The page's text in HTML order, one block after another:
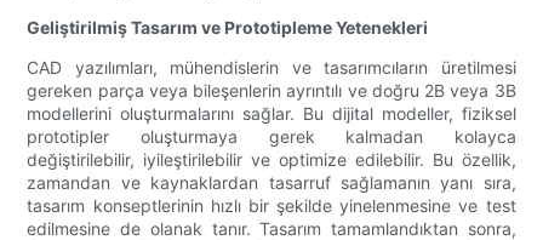
Geliştirilmiş Tasarım ve Prototipleme Yetenekleri
CAD yazılımları, mühendislerin ve tasarımcıların üretilmesi
gereken parça veya bileşenlerin ayrıntılı ve doğru 2B veya 3B
modellerini oluşturmalarını sağlar. Bu dijital modeller, fiziksel
prototipler oluşturmaya gerek kalmadan kolayca
değiştirilebilir, iyileştirilebilir ve optimize edilebilir. Bu özellik,
zamandan ve kaynaklardan tasarruf sağlamanın yanı sıra,
tasarım konseptlerinin hızlı bir şekilde yinelenmesine ve test
edilmesine de olanak tanır. Tasarım tamamlandıktan sonra,